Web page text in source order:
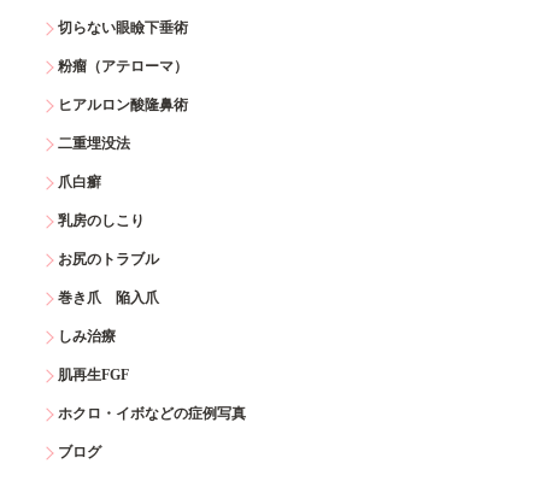
切らない眼瞼下垂術
粉瘤（アテローマ）
ヒアルロン酸隆鼻術
二重埋没法
爪白癬
乳房のしこり
お尻のトラブル
巻き爪 陥入爪
しみ治療
肌再生FGF
ホクロ・イボなどの症例写真
ブログ